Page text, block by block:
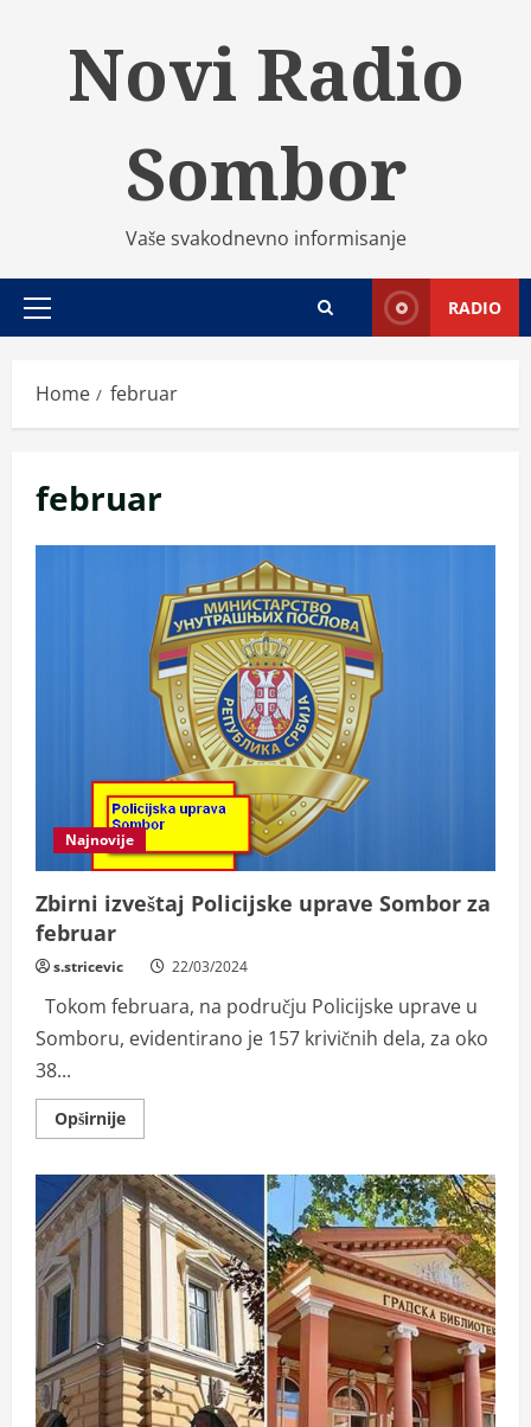
Novi Radio
Sombor
Vaše svakodnevno informisanje
Primary
RADIO
Home februar
februar
Najnovije
Zbirni izveštaj Policijske uprave Sombor za
februar
s.stricevic 22/03/2024
Tokom februara, na području Policijske uprave u
Somboru, evidentirano je 157 krivičnih dela, za oko
38...
OpširnijeRead
more
izveštaj
Policijske
uprave
Sombor
za
februar